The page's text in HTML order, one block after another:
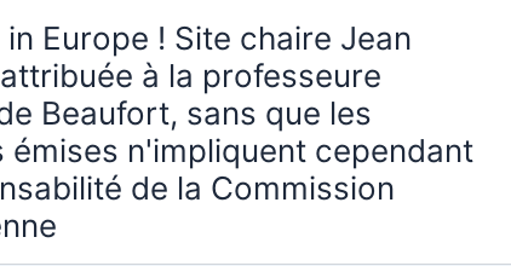
in Europe ! Site chaire Jean
à la professeure
Beaufort, sans que les
émises n'impliquent cependant
de la Commission